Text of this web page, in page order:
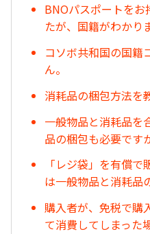
BNOパスポートをお
たが、国籍がわかり
コソボ共和国の国籍
ん。
消耗品の梱包方法を
一般物品と消耗品を
品の梱包も必要です
「レジ袋」を有償で
は一般物品と消耗品
購入者が、免税で購
て消費してしまった